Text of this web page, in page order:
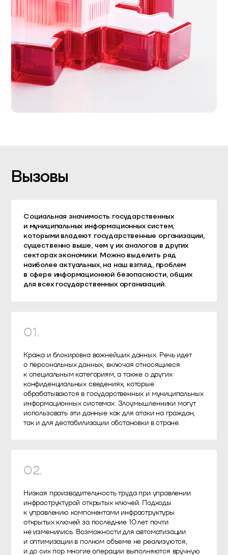
Вызовы
Социальная значимость государственных
и муниципальных информационных систем,
которыми владеют государственные организации,
существенно выше, чем у их аналогов в других
секторах экономики. Можно выделить ряд
наиболее актуальных, на наш взгляд, проблем
в сфере информационной безопасности, общих
для всех государственных организаций.
01.
Кража и блокировка важнейших данных. Речь идет
о персональных данных, включая относящиеся
к специальным категориям, а также о других
конфиденциальных сведениях, которые
обрабатываются в государственных и муниципальных
информационных системах. Злоумышленники могут
использовать эти данные как для атаки на граждан,
так и для дестабилизации обстановки в стране.
02.
Низкая производительность труда при управлении
инфраструктурой открытых ключей. Подходы
к управлению компонентами инфраструктуры
открытых ключей за последние 10 лет почти
не изменились. Возможности для автоматизации
и оптимизации в полном объеме не реализуются,
и до сих пор многие операции выполняются вручную